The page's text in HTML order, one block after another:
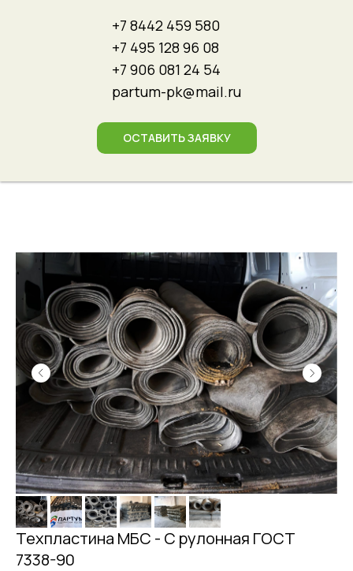
+7 8442 459 580
+7 495 128 96 08
+7 906 081 24 54
partum-pk@mail.ru
ОСТАВИТЬ ЗАЯВКУ
Техпластина МБС - С рулонная ГОСТ
7338-90